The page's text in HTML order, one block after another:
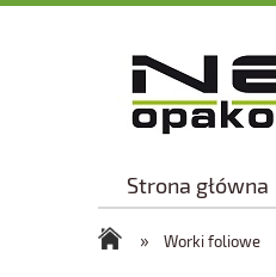
Strona główna
» Worki foliowe